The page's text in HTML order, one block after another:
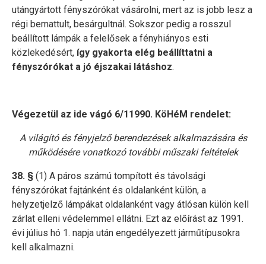
utángyártott fényszórókat vásárolni, mert az is jobb lesz a
régi bemattult, besárgultnál. Sokszor pedig a rosszul
beállított lámpák a felelősek a fényhiányos esti
közlekedésért, így gyakorta elég beállíttatni a
fényszórókat a jó éjszakai látáshoz.
Végezetül az ide vágó 6/11990. KöHéM rendelet:
A világító és fényjelző berendezések alkalmazására és
működésére vonatkozó további műszaki feltételek
38. § (1) A páros számú tompított és távolsági
fényszórókat fajtánként és oldalanként külön, a
helyzetjelző lámpákat oldalanként vagy átlósan külön kell
zárlat elleni védelemmel ellátni. Ezt az előírást az 1991.
évi július hó 1. napja után engedélyezett járműtípusokra
kell alkalmazni.